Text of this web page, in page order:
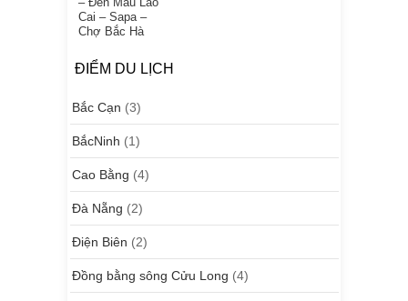
Cai – Sapa –
Chợ Bắc Hà
ĐIỂM DU LỊCH
Bắc Cạn (3)
BắcNinh (1)
Cao Bằng (4)
Đà Nẵng (2)
Điện Biên (2)
Đồng bằng sông Cửu Long (4)